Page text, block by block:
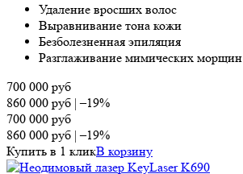
Удаление вросших волос
Выравнивание тона кожи
Безболезненная эпиляция
Разглаживание мимических морщин
700 000 руб
860 000 руб |–19%
700 000 руб
860 000 руб |–19%
Купить в 1 кликВ корзину